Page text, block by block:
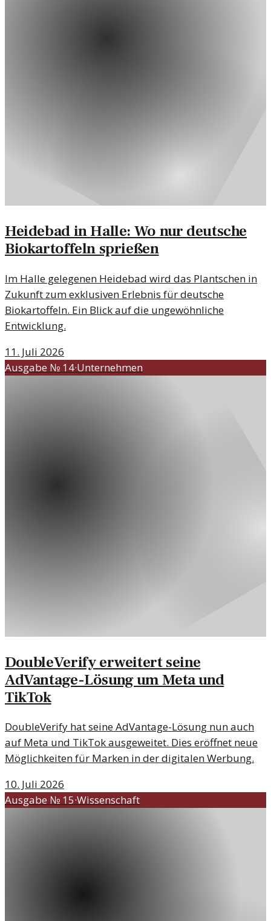
Heidebad in Halle: Wo nur deutsche
Biokartoffeln sprießen
Im Halle gelegenen Heidebad wird das Plantschen in
Zukunft zum exklusiven Erlebnis für deutsche
Biokartoffeln. Ein Blick auf die ungewöhnliche
Entwicklung.
11. Juli 2026
Ausgabe № 14·Unternehmen
DoubleVerify erweitert seine
AdVantage-Lösung um Meta und
TikTok
DoubleVerify hat seine AdVantage-Lösung nun auch
auf Meta und TikTok ausgeweitet. Dies eröffnet neue
Möglichkeiten für Marken in der digitalen Werbung.
10. Juli 2026
Ausgabe № 15·Wissenschaft